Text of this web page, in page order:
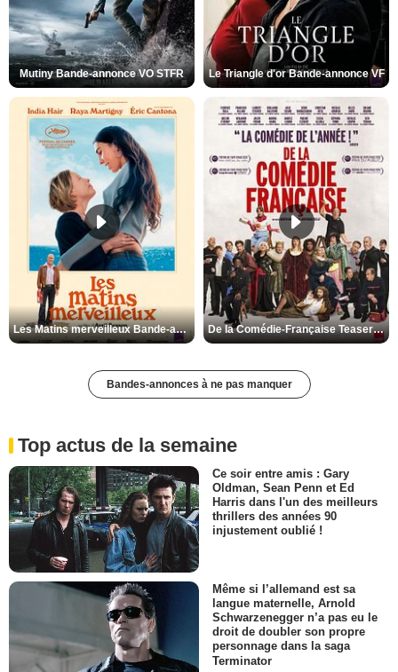
Mutiny Bande-annonce VO STFR Le Triangle d'or Bande-annonce VF
Les Matins merveilleux Bande-annonce VF De la Comédie-Française Teaser VF
Bandes-annonces à ne pas manquer
Top actus de la semaine
Ce soir entre amis : Gary
Oldman, Sean Penn et Ed
Harris dans l'un des meilleurs
thrillers des années 90
injustement oublié !
Même si l’allemand est sa
langue maternelle, Arnold
Schwarzenegger n’a pas eu le
droit de doubler son propre
personnage dans la saga
Terminator